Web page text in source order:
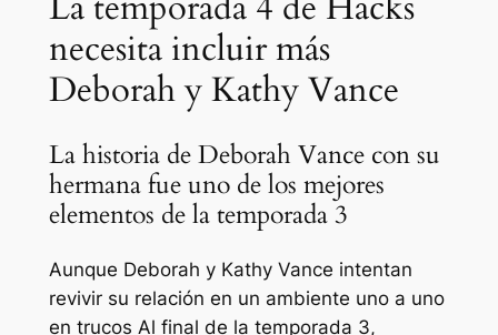
necesita incluir más
Deborah y Kathy Vance
La historia de Deborah Vance con su
hermana fue uno de los mejores
elementos de la temporada 3
Aunque Deborah y Kathy Vance intentan
revivir su relación en un ambiente uno a uno
en trucos Al final de la temporada 3,